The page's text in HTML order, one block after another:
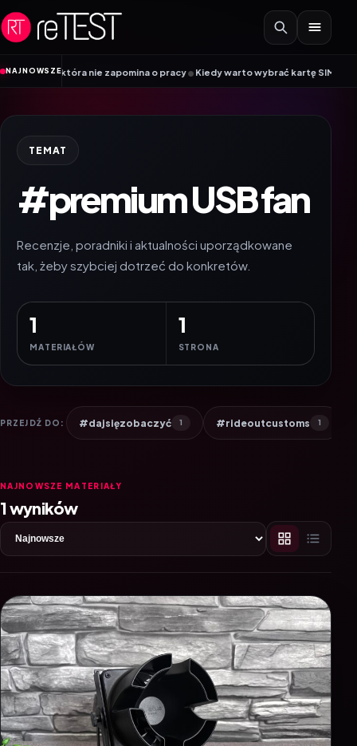
Przejdź do treści
NAJNOWSZE
8K, która nie zapomina o pracy•Kiedy warto wybrać kartę SIM, a kiedy
TEMAT
#premium USB fan
Recenzje, poradniki i aktualności uporządkowane
tak, żeby szybciej dotrzeć do konkretów.
1
MATERIAŁÓW
1
STRONA
PRZEJDŹ DO: #dajsięzobaczyć 1 #rideoutcustoms 1
NAJNOWSZE MATERIAŁY
1 wyników